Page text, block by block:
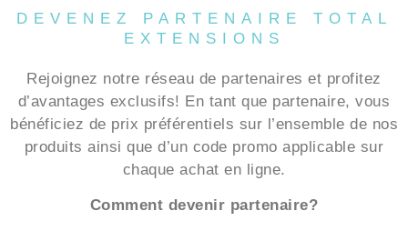
DEVENEZ PARTENAIRE TOTAL
Rejoignez notre réseau de partenaires et profitez
d’avantages exclusifs! En tant que partenaire, vous
bénéficiez de prix préférentiels sur l’ensemble de nos
produits ainsi que d’un code promo applicable sur